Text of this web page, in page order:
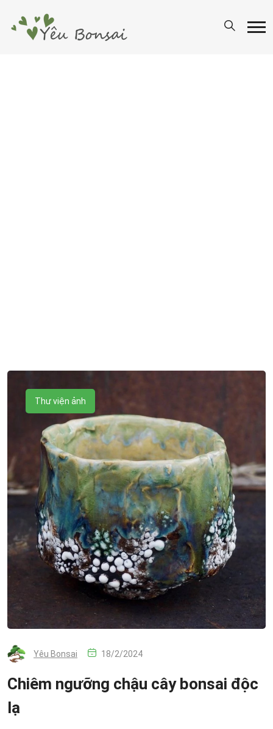
Thư viện ảnh
Yêu Bonsai 18/2/2024
Chiêm ngưỡng chậu cây bonsai độc
lạ